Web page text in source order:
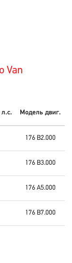
Van
Модель двиг.
176 B2.000
176 B3.000
176 A5.000
176 B7.000